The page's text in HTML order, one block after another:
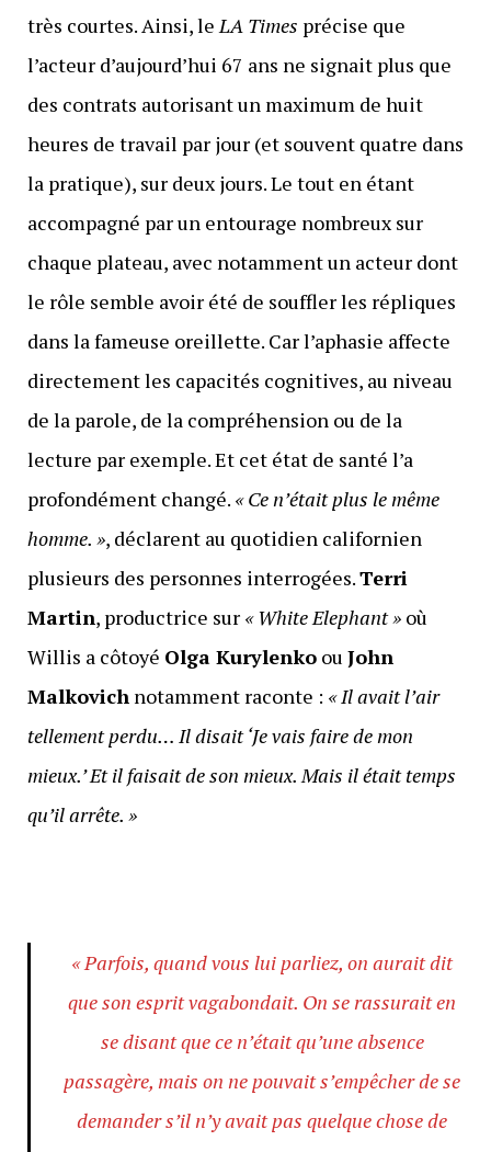
très courtes. Ainsi, leLA Times précise que
l’acteur d’aujourd’hui 67 ans ne signait plus que
des contrats autorisant un maximum de huit
heures de travail par jour (et souvent quatre dans
la pratique), sur deux jours. Le tout en étant
accompagné par un entourage nombreux sur
chaque plateau, avec notamment un acteur dont
le rôle semble avoir été de souffler les répliques
dans la fameuse oreillette. Car l’aphasie affecte
directement les capacités cognitives, au niveau
de la parole, de la compréhension ou de la
lecture par exemple. Et cet état de santé l’a
profondément changé. « Ce n’était plus le même
homme. », déclarent au quotidien californien
plusieurs des personnes interrogées.Terri
Martin, productrice sur « White Elephant »où
Willis a côtoyé Olga Kurylenkoou John
Malkovichnotamment raconte : « Il avait l’air
tellement perdu… Il disait ‘Je vais faire de mon
mieux.’ Et il faisait de son mieux. Mais il était temps
qu’il arrête. »
« Parfois, quand vous lui parliez, on aurait dit
que son esprit vagabondait. On se rassurait en
se disant que ce n’était qu’une absence
passagère, mais on ne pouvait s’empêcher de se
demander s’il n’y avait pas quelque chose de